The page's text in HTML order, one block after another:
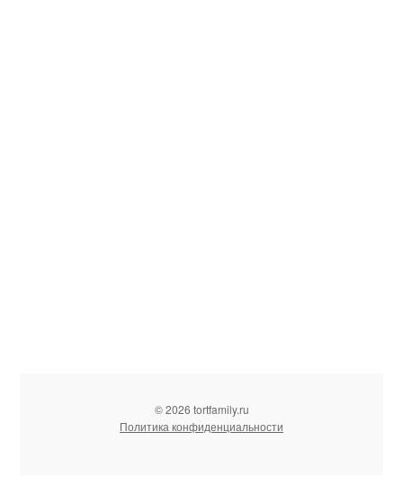
© 2026 tortfamily.ru
Политика конфиденциальности